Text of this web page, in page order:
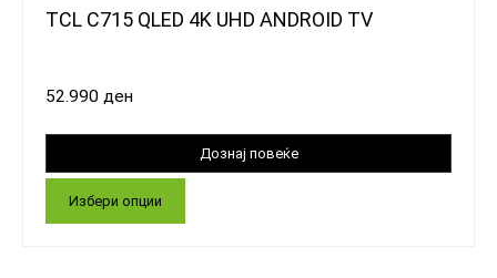
TCL C715 QLED 4K UHD ANDROID TV
52.990 ден
Избери опции